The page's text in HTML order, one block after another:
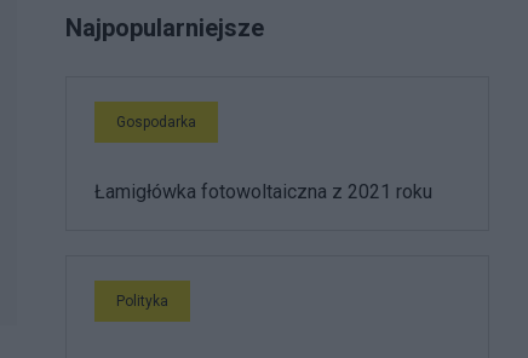
Najpopularniejsze
Gospodarka
Łamigłówka fotowoltaiczna z 2021 roku
Polityka